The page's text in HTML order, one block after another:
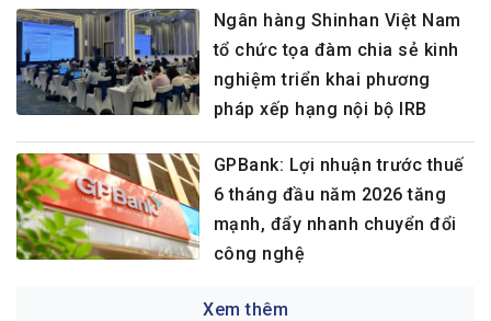
Ngân hàng Shinhan Việt Nam
tổ chức tọa đàm chia sẻ kinh
nghiệm triển khai phương
pháp xếp hạng nội bộ IRB
GPBank: Lợi nhuận trước thuế
6 tháng đầu năm 2026 tăng
mạnh, đẩy nhanh chuyển đổi
công nghệ
Xem thêm